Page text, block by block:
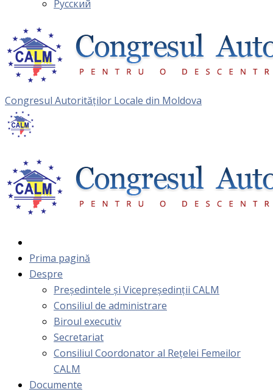
Русский
Congresul Autorităţilor Locale din Moldova
Prima pagină
Despre
Președintele și Vicepreședinții CALM
Consiliul de administrare
Biroul executiv
Secretariat
Consiliul Coordonator al Rețelei Femeilor
CALM
Documente